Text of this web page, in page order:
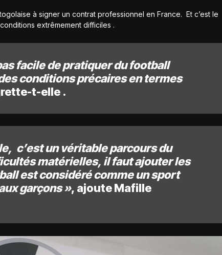
à signer un contrat professionnel en France. Et c’est le
extrêmement difficiles .
facile de pratiquer du football
conditions précaires en termes
t-elle .
c’est un véritable parcours du
matérielles, il faut ajouter les
est considéré comme un sport
garçons », ajoute Mafille